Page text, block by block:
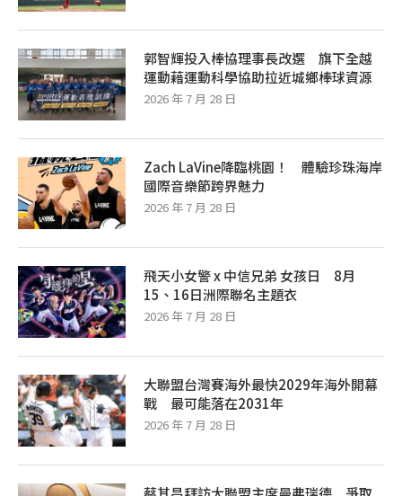
郭智輝投入棒協理事長改選 旗下全越
運動藉運動科學協助拉近城鄉棒球資源
2026 年 7 月 28 日
Zach LaVine降臨桃園！ 體驗珍珠海岸
國際音樂節跨界魅力
2026 年 7 月 28 日
飛天小女警 x 中信兄弟 女孩日 8月
15、16日洲際聯名主題衣
2026 年 7 月 28 日
大聯盟台灣賽海外最快2029年海外開幕
戰 最可能落在2031年
2026 年 7 月 28 日